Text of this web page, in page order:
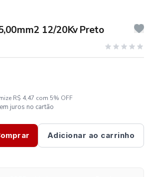
12/20Kv Preto
R$ 4,47 com 5% OFF
juros no cartão
Adicionar ao carrinho